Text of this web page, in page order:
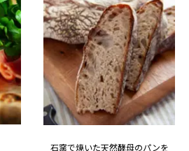
石窯で焼いた天然酵母のパンを